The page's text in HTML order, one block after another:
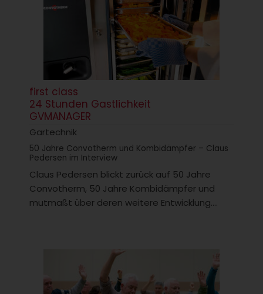
first class
24 Stunden Gastlichkeit
GVMANAGER
Gartechnik
50 Jahre Convotherm und Kombidämpfer – Claus
Pedersen im Interview
Claus Pedersen blickt zurück auf 50 Jahre
Convotherm, 50 Jahre Kombidämpfer und
mutmaßt über deren weitere Entwicklung....